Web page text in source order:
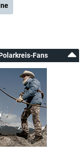
Fans